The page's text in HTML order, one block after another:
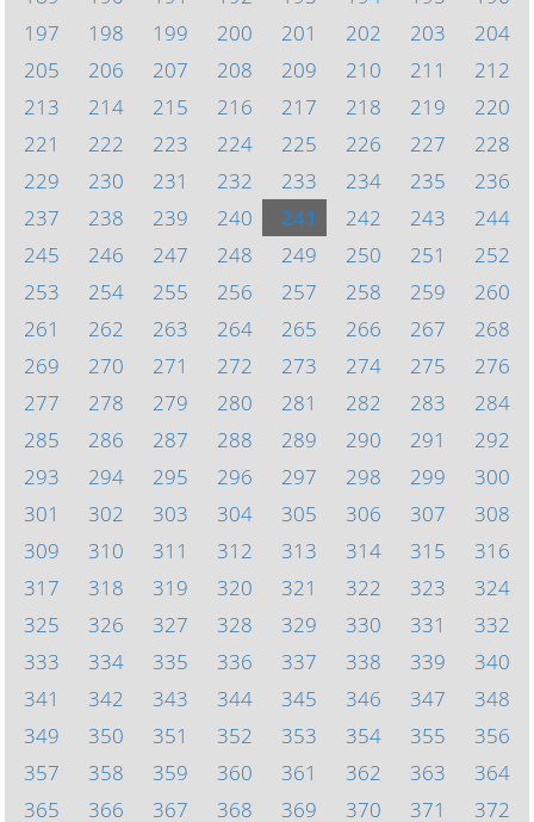
197
198 199 200 201 202 203
204
205
206 207 208 209 210 211
212
213
214 215 216 217 218 219
220
221
222 223 224 225 226 227
228
229
230 231 232 233 234 235
236
237
238 239 240 241 242 243
244
245
246 247 248 249 250 251
252
253
254 255 256 257 258 259
260
261
262 263 264 265 266 267
268
269
270 271 272 273 274 275
276
277
278 279 280 281 282 283
284
285
286 287 288 289 290 291
292
293
294 295 296 297 298 299
300
301
302 303 304 305 306 307
308
309
310 311 312 313 314 315
316
317
318 319 320 321 322 323
324
325
326 327 328 329 330 331
332
333
334 335 336 337 338 339
340
341
342 343 344 345 346 347
348
349
350 351 352 353 354 355
356
357
358 359 360 361 362 363
364
365
366 367 368 369 370 371 372